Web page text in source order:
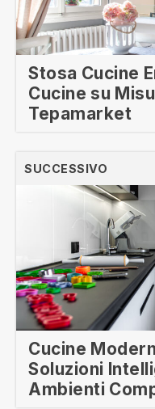
Stosa Cucine
Cucine su
Tepamarket
SUCCESSIVO
Cucine
Soluzioni
Ambienti